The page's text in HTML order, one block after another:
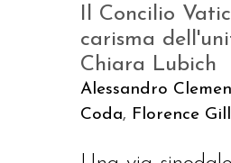
Il Concilio
carisma
Chiara Lubich
Alessandro
Coda, Florence